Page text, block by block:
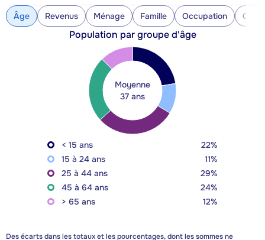
Âge Revenus Ménage Famille Occupation
Population par groupe d'âge
Moyenne
37 ans
< 15 ans
22%
15 à 24 ans
11%
25 à 44 ans
29%
45 à 64 ans
24%
> 65 ans
12%
Des écarts dans les totaux et les pourcentages, dont les sommes ne